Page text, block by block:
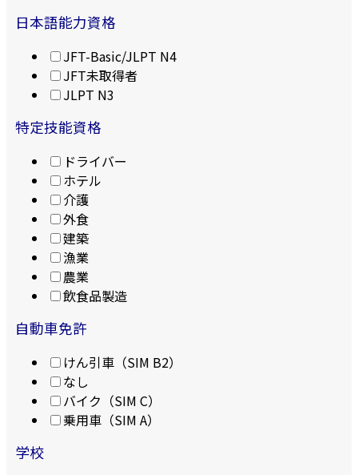
日本語能力資格
JFT-Basic/JLPT N4
JFT未取得者
JLPT N3
特定技能資格
ドライバー
ホテル
介護
外食
建築
漁業
農業
飲食品製造
自動車免許
けん引車（SIM B2）
なし
バイク（SIM C）
乗用車（SIM A）
学校